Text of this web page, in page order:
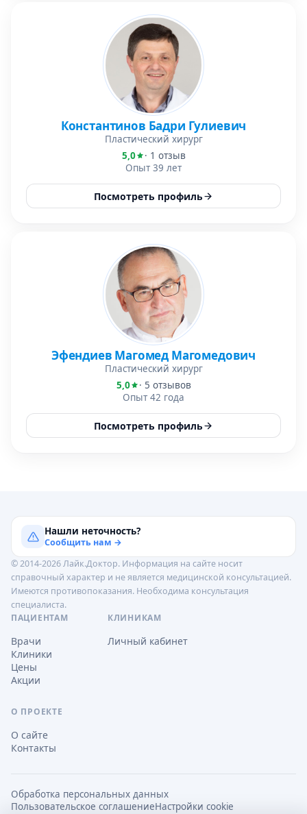
Константинов Бадри Гулиевич
Пластический хирург
5,0
· 1 отзыв
Опыт 39 лет
Посмотреть профиль
Эфендиев Магомед Магомедович
Пластический хирург
5,0
· 5 отзывов
Опыт 42 года
Посмотреть профиль
Нашли неточность?
Сообщить нам →
© 2014-2026 Лайк.Доктор. Информация на сайте носит
справочный характер и не является медицинской консультацией.
Имеются противопоказания. Необходима консультация
специалиста.
ПАЦИЕНТАМ
Врачи
Клиники
Цены
Акции
КЛИНИКАМ
Личный кабинет
О ПРОЕКТЕ
О сайте
Контакты
Обработка персональных данных
Пользовательское соглашениеНастройки cookie